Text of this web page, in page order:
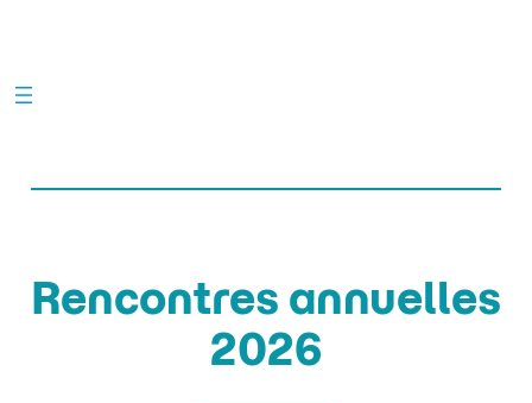
Rencontres annuelles
2026